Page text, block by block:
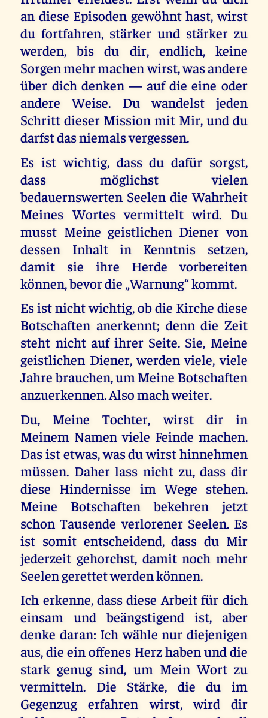
an diese Episoden gewöhnt hast, wirst
du fortfahren, stärker und stärker zu
werden, bis du dir, endlich, keine
Sorgen mehr machen wirst, was andere
über dich denken — auf die eine oder
andere Weise. Du wandelst jeden
Schritt dieser Mission mit Mir, und du
darfst das niemals vergessen.
Es ist wichtig, dass du dafür sorgst,
dass möglichst vielen
bedauernswerten Seelen die Wahrheit
Meines Wortes vermittelt wird. Du
musst Meine geistlichen Diener von
dessen Inhalt in Kenntnis setzen,
damit sie ihre Herde vorbereiten
können, bevor die „Warnung“ kommt.
Es ist nicht wichtig, ob die Kirche diese
Botschaften anerkennt; denn die Zeit
steht nicht auf ihrer Seite. Sie, Meine
geistlichen Diener, werden viele, viele
Jahre brauchen, um Meine Botschaften
anzuerkennen. Also mach weiter.
Du, Meine Tochter, wirst dir in
Meinem Namen viele Feinde machen.
Das ist etwas, was du wirst hinnehmen
müssen. Daher lass nicht zu, dass dir
diese Hindernisse im Wege stehen.
Meine Botschaften bekehren jetzt
schon Tausende verlorener Seelen. Es
ist somit entscheidend, dass du Mir
jederzeit gehorchst, damit noch mehr
Seelen gerettet werden können.
Ich erkenne, dass diese Arbeit für dich
einsam und beängstigend ist, aber
denke daran: Ich wähle nur diejenigen
aus, die ein offenes Herz haben und die
stark genug sind, um Mein Wort zu
vermitteln. Die Stärke, die du im
Gegenzug erfahren wirst, wird dir